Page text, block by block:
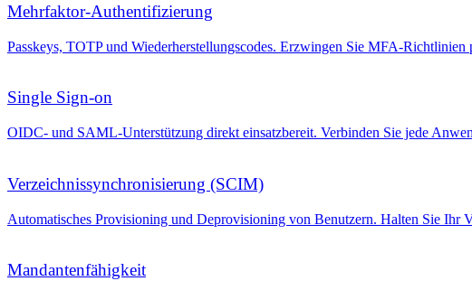
Mehrfaktor-Authentifizierung
Passkeys, TOTP und Wiederherstellungscodes. Erzwingen Sie MFA-Richtlinien
Single Sign-on
OIDC- und SAML-Unterstützung direkt einsatzbereit. Verbinden Sie jede
Verzeichnissynchronisierung (SCIM)
Automatisches Provisioning und Deprovisioning von Benutzern. Halten Sie Ihr
Mandantenfähigkeit